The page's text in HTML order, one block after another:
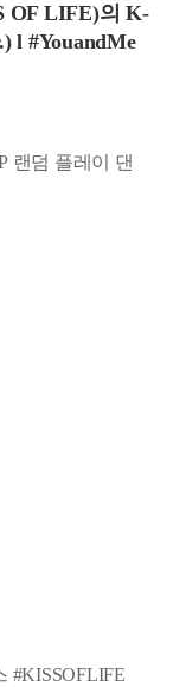
OF LIFE)의 K-
l #YouandMe
랜덤 플레이 댄
#KISSOFLIFE